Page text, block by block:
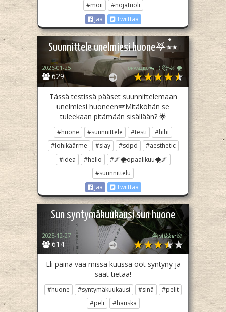
#moii
#nojatuoli
Jaa
Twiittaa
Suunnittele unelmiesi huone𖤐⭒๋࣭⭑
629
2026-01-25 ᴏᴘᴀᴀʟɪӄᴜᴜᯓ₊ ⊹꧂🌌🌪
Tässä testissä pääset suunnittelemaan
unelmiesi huoneen🪽Mitäköhän se
tuleekaan pitämään sisällään? 🌟
#huone #suunnittele #testi
#hihi
#lohikäärme
#slay #söpö
#aesthetic
#idea
#hello
#🌌🌪opaalikuu🌪🌌
#suunnittelu
Jaa
Twiittaa
Sun syntymäkuukausi sun huone
614
2025-12-27 🏝️•𝑨𝒊𝒌𝒌𝒖•🌺
Eli paina vaa missä kuussa oot syntyny ja
saat tietää!
#huone #syntymäkuukausi #sinä
#pelit
#peli
#hauska